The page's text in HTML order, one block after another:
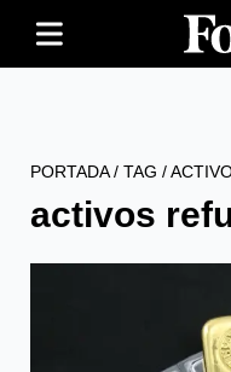
PORTADA/ TAG /
activos